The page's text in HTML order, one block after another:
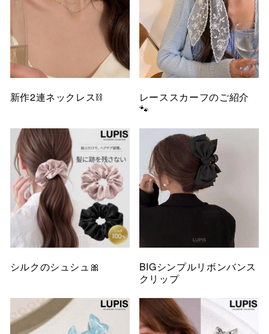
新作2連ネックレス⛓️
レーススカーフのご紹介
🐾
シルクのシュシュ🎀
BIGシンプルリボンバンス
クリップ